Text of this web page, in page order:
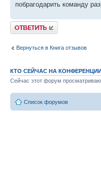
побрагодарить команду
Ответить
Вернуться в Книга отзывов
КТО СЕЙЧАС НА
Сейчас этот форум
Список форумов